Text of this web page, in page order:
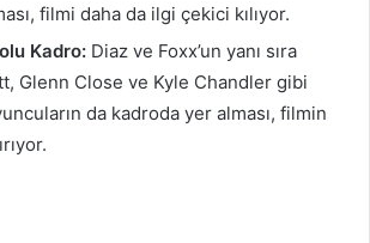
filmi daha da ilgi çekici kılıyor.
Kadro: Diaz ve Foxx’un yanı sıra
Glenn Close ve Kyle Chandler gibi
da kadroda yer alması, filmin